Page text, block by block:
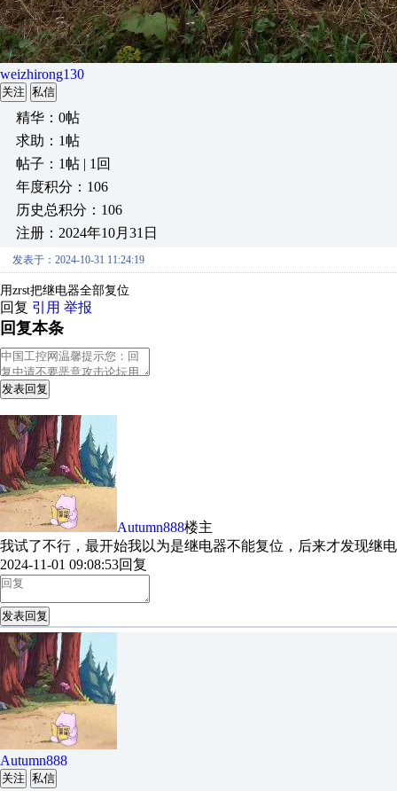
weizhirong130
关注 私信
精华：0帖
求助：1帖
帖子：1帖 | 1回
年度积分：106
历史总积分：106
注册：2024年10月31日
发表于：2024-10-31 11:24:19
用zrst把继电器全部复位
回复 引用 举报
回复本条
发表回复
Autumn888楼主
我试了不行，最开始我以为是继电器不能复位，后来才发现继
2024-11-01 09:08:53回复
发表回复
Autumn888
关注 私信